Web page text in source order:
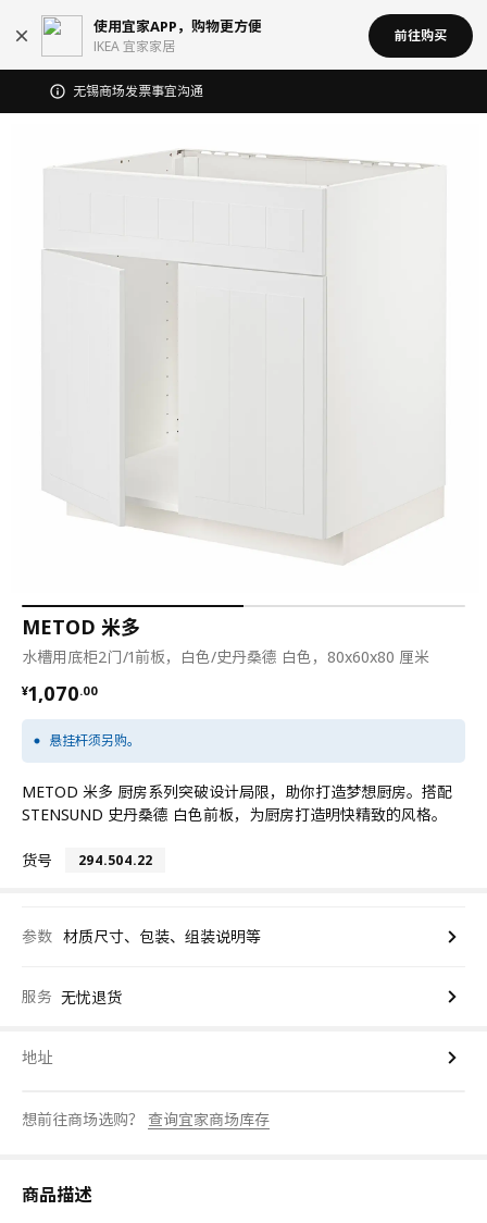
使用宜家APP，购物更方便
IKEA 宜家家居
前往购买
无锡商场发票事宜沟通
METOD 米多
水槽用底柜2门/1前板，白色/史丹桑德 白色，80x60x80 厘米
¥1,070.00
¥ 1070.00
悬挂杆须另购。
METOD 米多 厨房系列突破设计局限，助你打造梦想厨房。搭配
STENSUND 史丹桑德 白色前板，为厨房打造明快精致的风格。
货号 294.504.22
参数 材质尺寸、包装、组装说明等
服务 无忧退货
地址
想前往商场选购？ 查询宜家商场库存
商品描述